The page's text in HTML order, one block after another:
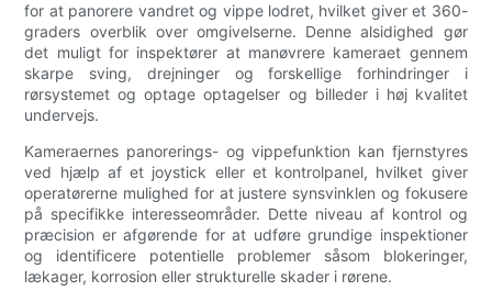
for at panorere vandret og vippe lodret, hvilket giver et 360-
graders overblik over omgivelserne. Denne alsidighed gør
det muligt for inspektører at manøvrere kameraet gennem
skarpe sving, drejninger og forskellige forhindringer i
rørsystemet og optage optagelser og billeder i høj kvalitet
undervejs.
Kameraernes panorerings- og vippefunktion kan fjernstyres
ved hjælp af et joystick eller et kontrolpanel, hvilket giver
operatørerne mulighed for at justere synsvinklen og fokusere
på specifikke interesseområder. Dette niveau af kontrol og
præcision er afgørende for at udføre grundige inspektioner
og identificere potentielle problemer såsom blokeringer,
lækager, korrosion eller strukturelle skader i rørene.